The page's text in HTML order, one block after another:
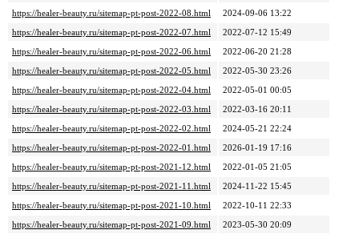
https://healer-beauty.ru/sitemap-pt-post-2022-08.html
2024-09-06 13:22
https://healer-beauty.ru/sitemap-pt-post-2022-07.html
2022-07-12 15:49
https://healer-beauty.ru/sitemap-pt-post-2022-06.html
2022-06-20 21:28
https://healer-beauty.ru/sitemap-pt-post-2022-05.html
2022-05-30 23:26
https://healer-beauty.ru/sitemap-pt-post-2022-04.html
2022-05-01 00:05
https://healer-beauty.ru/sitemap-pt-post-2022-03.html
2022-03-16 20:11
https://healer-beauty.ru/sitemap-pt-post-2022-02.html
2024-05-21 22:24
https://healer-beauty.ru/sitemap-pt-post-2022-01.html
2026-01-19 17:16
https://healer-beauty.ru/sitemap-pt-post-2021-12.html
2022-01-05 21:05
https://healer-beauty.ru/sitemap-pt-post-2021-11.html
2024-11-22 15:45
https://healer-beauty.ru/sitemap-pt-post-2021-10.html
2022-10-11 22:33
https://healer-beauty.ru/sitemap-pt-post-2021-09.html
2023-05-30 20:09